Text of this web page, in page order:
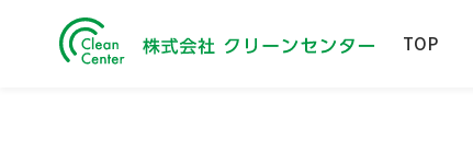
TOP